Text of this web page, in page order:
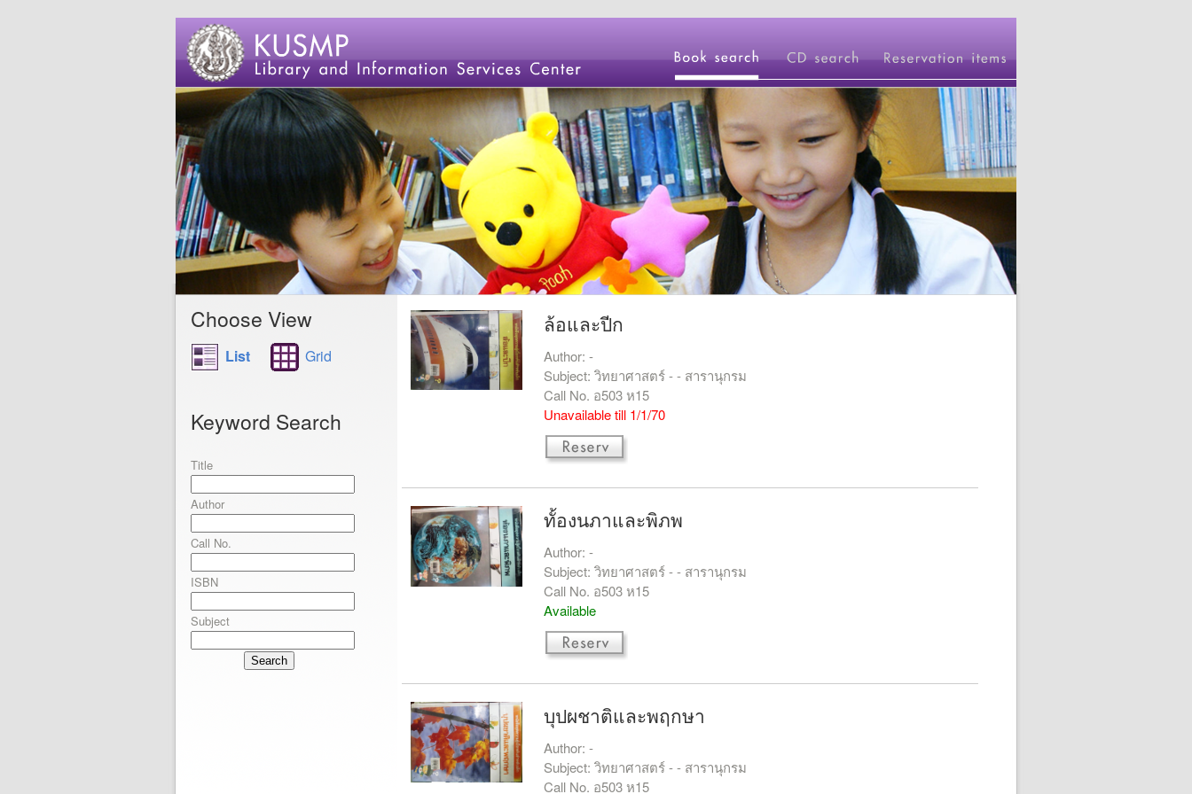
Choose View
List Grid
Keyword Search
Title
Author
Call No.
ISBN
Subject
Search
ล้อและปีก
Author: -
Subject: วิทยาศาสตร์ - - สารานุกรม
Call No. อ503 ห15
Unavailable till 1/1/70
ทั้องนภาและพิภพ
Author: -
Subject: วิทยาศาสตร์ - - สารานุกรม
Call No. อ503 ห15
Available
บุปผชาติและพฤกษา
Author: -
Subject: วิทยาศาสตร์ - - สารานุกรม
Call No. อ503 ห15